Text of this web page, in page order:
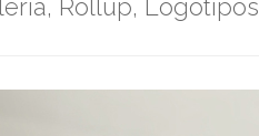
Rollup,